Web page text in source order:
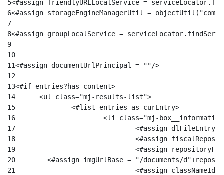
5<#assign friendlyURLLocalService =
6<#assign storageEngineManagerUtil =
7
8<#assign groupLocalService =
9
10
11<#assign documentUrlPrincipal = ""/>
12
13
14
	<ul class="mj-results-list">
15
		<#list entries as curEntry>
16
<li class="mj-
17
<#assign
18
19
<#assign
20
<#assign imgUrlBase = "/documents/
21
<#assign